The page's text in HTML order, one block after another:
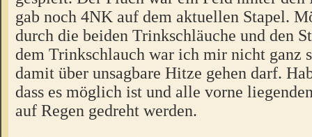
gab noch 4NK auf dem aktuellen Stapel.
durch die beiden Trinkschläuche und den
dem Trinkschlauch war ich mir nicht ganz
damit über unsagbare Hitze gehen darf.
dass es möglich ist und alle vorne
auf Regen gedreht werden.